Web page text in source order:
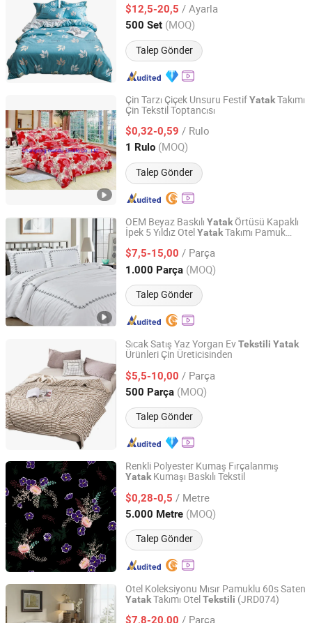
$12,5-20,5 / Ayarla
500 Set (MOQ)
Talep Gönder
Zhejiang, China Fiyat 2020
Çin Tarzı Çiçek Unsuru FestifYatakTakımı
Çin Tekstil Toptancısı
$0,32-0,59 / Rulo
1 Rulo (MOQ)
Talep Gönder
Changxing Wandu Textile Co., Ltd.
Zhejiang, China Fiyat 2022
OEM Beyaz Baskılı YatakÖrtüsü Kapaklı
İpek 5 Yıldız OtelYatakTakımı Pamuk
$7,5-15,00 / Parça
1.000 Parça (MOQ)
Talep Gönder
Qingdao Chifang Textile and Industry Co., Ltd.
Shandong, China Fiyat 2020
Sıcak Satış Yaz Yorgan EvTekstili Yatak
Ürünleri Çin Üreticisinden
$5,5-10,00 / Parça
500 Parça (MOQ)
Talep Gönder
Ningbo DH Textile Industry&Trade Co., Ltd.
Zhejiang, China Fiyat 2020
Renkli Polyester Kumaş Fırçalanmış
YatakKumaşı Baskılı Tekstil
$0,28-0,5 / Metre
5.000 Metre (MOQ)
Talep Gönder
HUZHOU SHAREH HOME CO., LTD
Zhejiang, China Fiyat 2020
Otel Koleksiyonu Mısır Pamuklu 60s Saten
YatakTakımı OtelTekstili (JRD074)
$7,8-20,00 / Parça
Shanghai General Textile Co., Ltd.